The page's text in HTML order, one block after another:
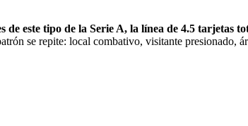
de este tipo de la Serie A, la línea de 4.5 tarjetas
se repite: local combativo, visitante presionado,